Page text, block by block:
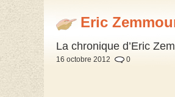
Eric
La chronique d’Eric
16 octobre 2012 0